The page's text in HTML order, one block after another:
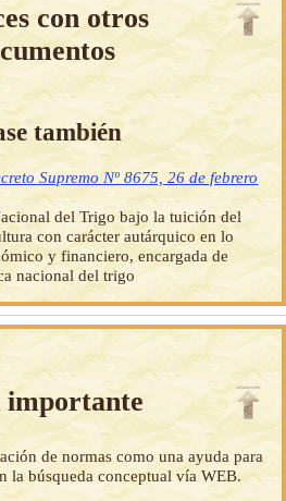
con otros
también
Supremo Nº 8675, 26 de febrero
del Trigo bajo la tuición del
con carácter autárquico en lo
y financiero, encargada de
nacional del trigo
importante
de normas como una ayuda para
la búsqueda conceptual vía WEB.